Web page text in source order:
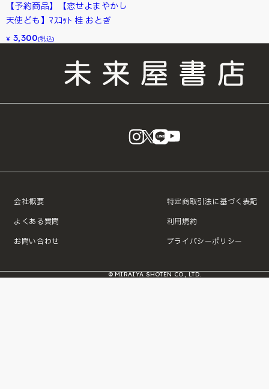
【予約商品】【恋せよまやかし
天使ども】ﾏｽｺｯﾄ 桂 おとぎ
¥ 3,300(税込)
instagram
X LINE
会社概要
よくある質問
お問い合わせ
特定商取引法に基づく表記
利用規約
プライバシーポリシー
© MIRAIYA SHOTEN CO., LTD.